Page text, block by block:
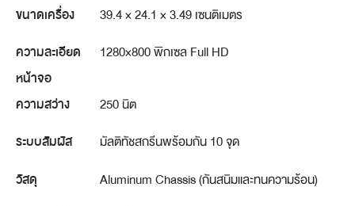
ขนาดเครื่อง
39.4 × 24.1 × 3.49 เซนติเมตร
ความละเอียด
หน้าจอ
1280×800 พิกเซล Full HD
ความสว่าง
250 นิต
ระบบสัมผัส
มัลติทัชสกรีนพร้อมกัน 10 จุด
วัสดุ
Aluminum Chassis (กันสนิมและทนความร้อน)